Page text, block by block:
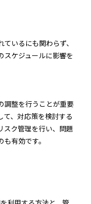
いるにも関わらず、
スケジュールに影響を
調整を行うことが重要
て、対応策を検討する
スク管理を行い、問題
有効です。